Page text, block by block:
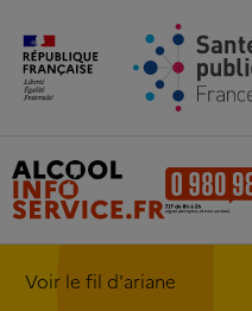
Aller au contenu principal
Voir le fil d'ariane